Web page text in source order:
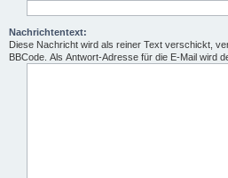
Nachrichtentext:
Diese Nachricht wird als reiner Text verschickt,
BBCode. Als Antwort-Adresse für die E-Mail wird